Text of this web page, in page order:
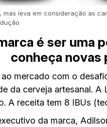
mas leva em consideração as
é ser uma
conheça novas
mercado com o
da cerveja artesanal.
A receita tem 8 IBUs
da marca,